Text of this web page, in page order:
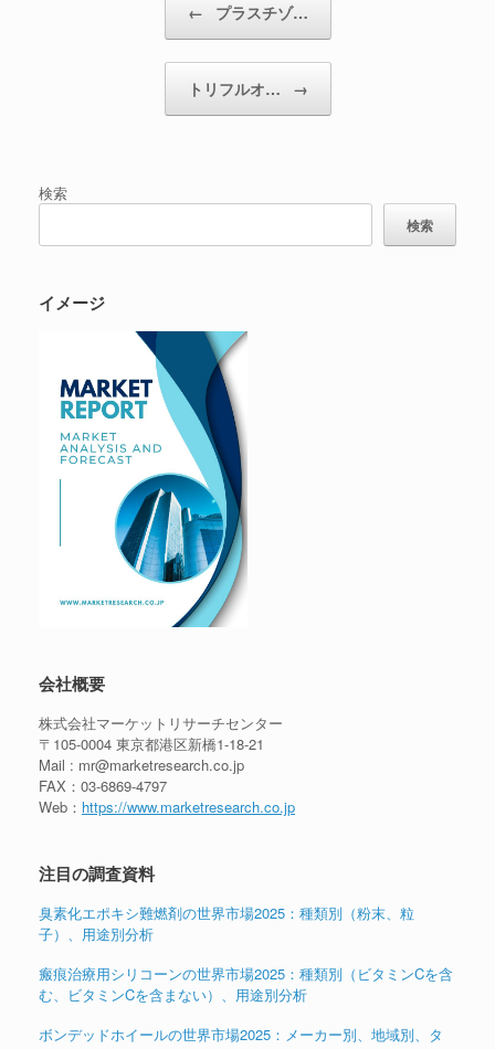
← プラスチゾ…
トリフルオ… →
検索
検索
イメージ
会社概要
株式会社マーケットリサーチセンター
〒105-0004 東京都港区新橋1-18-21
Mail : mr@marketresearch.co.jp
FAX：03-6869-4797
Web： https://www.marketresearch.co.jp
注目の調査資料
臭素化エポキシ難燃剤の世界市場2025：種類別（粉末、粒
子）、用途別分析
瘢痕治療用シリコーンの世界市場2025：種類別（ビタミンCを含
む、ビタミンCを含まない）、用途別分析
ボンデッドホイールの世界市場2025：メーカー別、地域別、タ